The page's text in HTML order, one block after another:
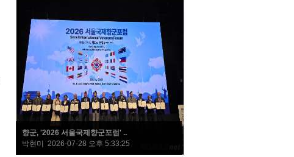
향군, '2026 서울국제향군포럼' ..
박현미 2026-07-28 오후 5:33:25